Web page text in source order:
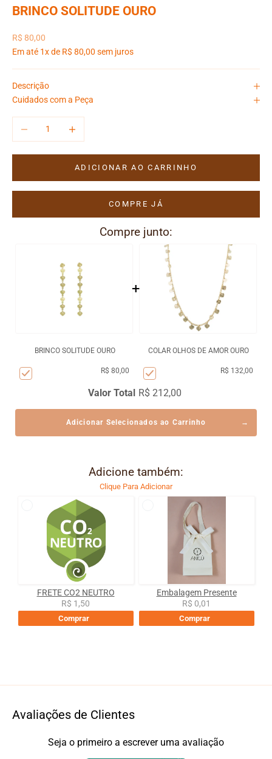
BRINCO SOLITUDE OURO
Preço promocional
R$ 80,00
Em até 1x de R$ 80,00 sem juros
Descrição
Cuidados com a Peça
Diminuir quantidade
ADICIONAR AO CARRINHO
COMPRE JÁ
Compre junto:
BRINCO SOLITUDE OURO
R$ 80,00
+
COLAR OLHOS DE AMOR OURO
R$ 132,00
Valor Total R$ 212,00
Adicionar Selecionados ao Carrinho
Adicione também:
Clique Para Adicionar
FRETE CO2 NEUTRO
R$ 1,50
Comprar
Embalagem Presente
R$ 0,01
Comprar
Avaliações de Clientes
Seja o primeiro a escrever uma avaliação